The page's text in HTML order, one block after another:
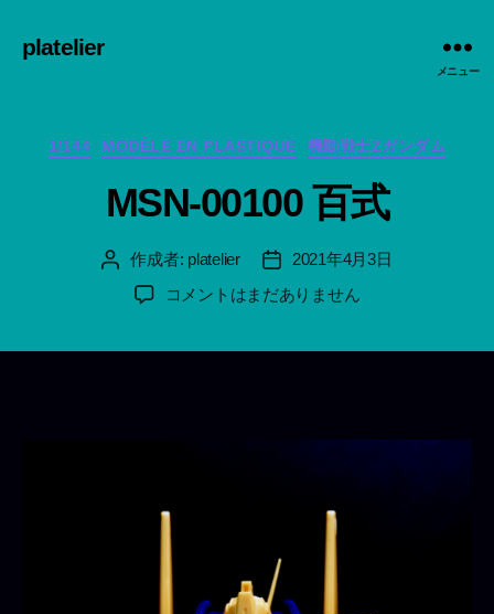
platelier
メニュー
カ
ゴ
リ
1/144 MODÈLE EN PLASTIQUE 機動戦士Zガンダム
MSN-00100 百式
投
作成者: platelier
投
稿
日
2021年4月3日
MSN-
コメントはまだありません